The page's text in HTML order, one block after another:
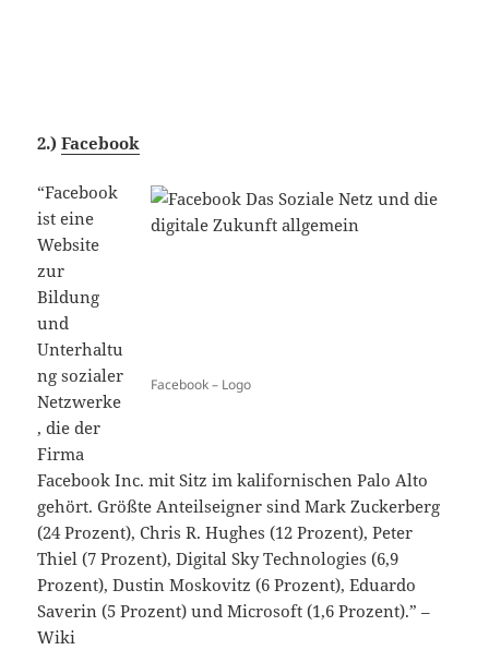
2.)Facebook
Facebook – Logo
“Facebook
ist eine
Website
zur
Bildung
und
Unterhaltu
ng sozialer
Netzwerke
, die der
Firma
Facebook Inc. mit Sitz im kalifornischen Palo Alto
gehört. Größte Anteilseigner sind Mark Zuckerberg
(24 Prozent), Chris R. Hughes (12 Prozent), Peter
Thiel (7 Prozent), Digital Sky Technologies (6,9
Prozent), Dustin Moskovitz (6 Prozent), Eduardo
Saverin (5 Prozent) und Microsoft (1,6 Prozent).” –
Wiki